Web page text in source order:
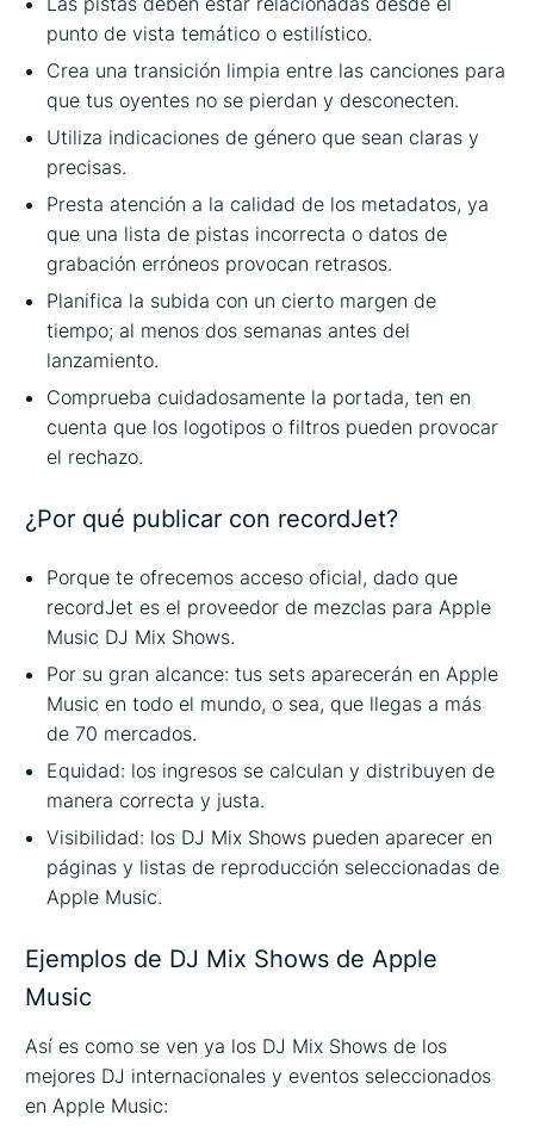
punto de vista temático o estilístico.
Crea una transición limpia entre las canciones para
que tus oyentes no se pierdan y desconecten.
Utiliza indicaciones de género que sean claras y
precisas.
Presta atención a la calidad de los metadatos, ya
que una lista de pistas incorrecta o datos de
grabación erróneos provocan retrasos.
Planifica la subida con un cierto margen de
tiempo; al menos dos semanas antes del
lanzamiento.
Comprueba cuidadosamente la portada, ten en
cuenta que los logotipos o filtros pueden provocar
el rechazo.
¿Por qué publicar con recordJet?
Porque te ofrecemos acceso oficial, dado que
recordJet es el proveedor de mezclas para Apple
Music DJ Mix Shows.
Por su gran alcance: tus sets aparecerán en Apple
Music en todo el mundo, o sea, que llegas a más
de 70 mercados.
Equidad: los ingresos se calculan y distribuyen de
manera correcta y justa.
Visibilidad: los DJ Mix Shows pueden aparecer en
páginas y listas de reproducción seleccionadas de
Apple Music.
Ejemplos de DJ Mix Shows de Apple
Music
Así es como se ven ya los DJ Mix Shows de los
mejores DJ internacionales y eventos seleccionados
en Apple Music: